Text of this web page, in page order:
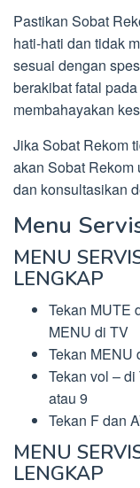
Pastikan Sobat
hati-hati dan tidak
sesuai dengan
berakibat fatal
membahayakan
Jika Sobat Rekom
akan Sobat
dan konsultasikan
Menu
MENU
LENGKAP
Tekan MUTE
MENU di TV
Tekan MENU
Tekan vol –
atau 9
Tekan F dan
MENU
LENGKAP